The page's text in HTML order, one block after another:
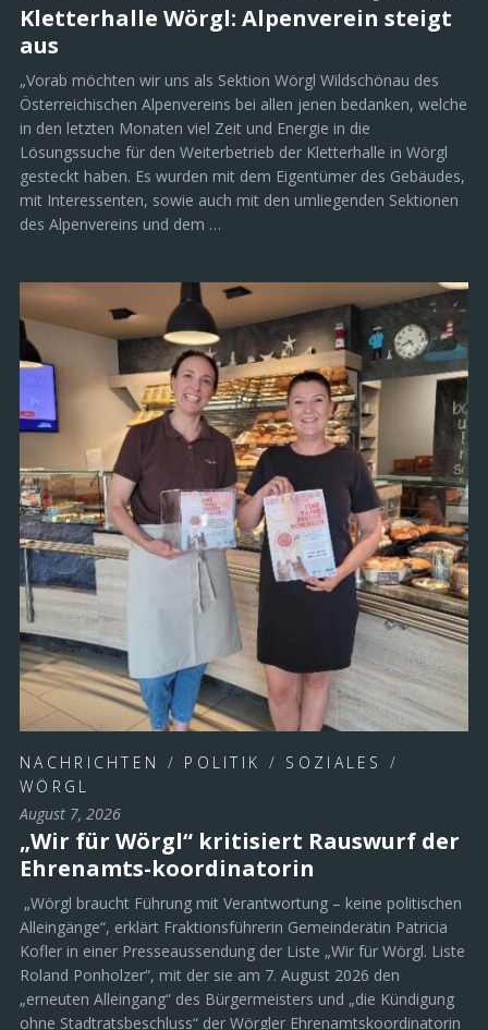
Kletterhalle Wörgl: Alpenverein steigt
aus
„Vorab möchten wir uns als Sektion Wörgl Wildschönau des
Österreichischen Alpenvereins bei allen jenen bedanken, welche
in den letzten Monaten viel Zeit und Energie in die
Lösungssuche für den Weiterbetrieb der Kletterhalle in Wörgl
gesteckt haben. Es wurden mit dem Eigentümer des Gebäudes,
mit Interessenten, sowie auch mit den umliegenden Sektionen
des Alpenvereins und dem …
NACHRICHTEN / POLITIK / SOZIALES
/
WÖRGL
August 7, 2026
„Wir für Wörgl“ kritisiert Rauswurf der
Ehrenamts-koordinatorin
„Wörgl braucht Führung mit Verantwortung – keine politischen
Alleingänge“, erklärt Fraktionsführerin Gemeinderätin Patricia
Kofler in einer Presseaussendung der Liste „Wir für Wörgl. Liste
Roland Ponholzer“, mit der sie am 7. August 2026 den
„erneuten Alleingang“ des Bürgermeisters und „die Kündigung
ohne Stadtratsbeschluss“ der Wörgler Ehrenamtskoordinatorin